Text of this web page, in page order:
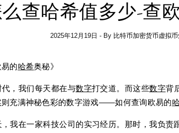
查哈希值多少-查
2025年12月19日 - By 比特币加密货币虚拟
的哈希奥秘》
，我们每天都在与数字打交道。而这些数字背
则充满神秘色彩的数字游戏——如何查询欧易的
我在一家科技公司的实习经历。那时，我负责